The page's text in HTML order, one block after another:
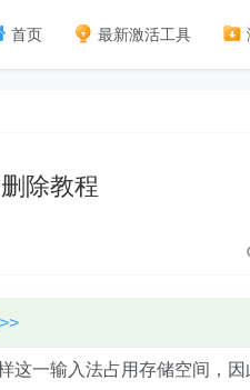
首页 最新激活工具
除教程
这一输入法占用存储空间，因